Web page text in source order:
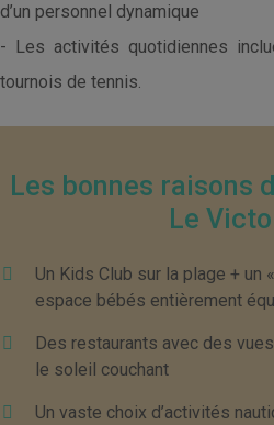
d’un personnel dynamique
- Les activités quotidiennes
tournois de tennis.
Les bonnes raisons
Le
Un Kids Club sur la plage + un
espace bébés entièrement
Des restaurants avec des
le soleil couchant
Un vaste choix d’activités